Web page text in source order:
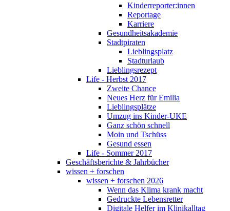
Kinderreporter:innen
Reportage
Karriere
Gesundheitsakademie
Stadtpiraten
Lieblingsplatz
Stadturlaub
Lieblingsrezept
Life - Herbst 2017
Zweite Chance
Neues Herz für Emilia
Lieblingsplätze
Umzug ins Kinder-UKE
Ganz schön schnell
Moin und Tschüss
Gesund essen
Life - Sommer 2017
Geschäftsberichte & Jahrbücher
wissen + forschen
wissen + forschen 2026
Wenn das Klima krank macht
Gedruckte Lebensretter
Digitale Helfer im Klinikalltag